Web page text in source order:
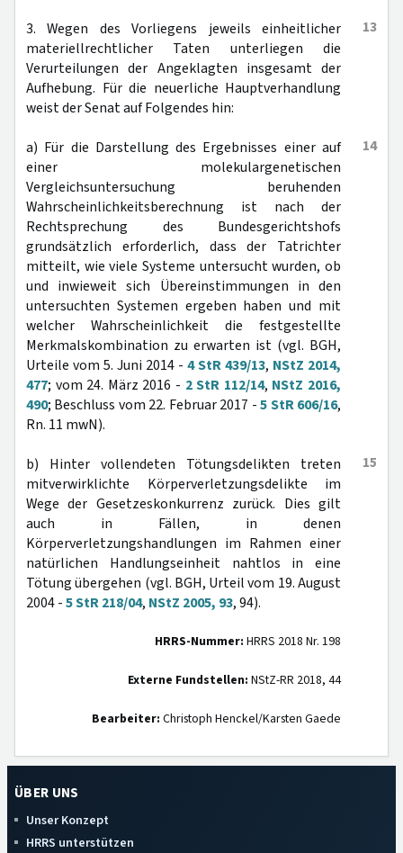
13
3. Wegen des Vorliegens jeweils einheitlicher
materiellrechtlicher Taten unterliegen die
Verurteilungen der Angeklagten insgesamt der
Aufhebung. Für die neuerliche Hauptverhandlung
weist der Senat auf Folgendes hin:
14
a) Für die Darstellung des Ergebnisses einer auf
einer molekulargenetischen
Vergleichsuntersuchung beruhenden
Wahrscheinlichkeitsberechnung ist nach der
Rechtsprechung des Bundesgerichtshofs
grundsätzlich erforderlich, dass der Tatrichter
mitteilt, wie viele Systeme untersucht wurden, ob
und inwieweit sich Übereinstimmungen in den
untersuchten Systemen ergeben haben und mit
welcher Wahrscheinlichkeit die festgestellte
Merkmalskombination zu erwarten ist (vgl. BGH,
Urteile vom 5. Juni 2014 - 4 StR 439/13, NStZ 2014,
477; vom 24. März 2016 - 2 StR 112/14, NStZ 2016,
490; Beschluss vom 22. Februar 2017 -5 StR 606/16,
Rn. 11 mwN).
15
b) Hinter vollendeten Tötungsdelikten treten
mitverwirklichte Körperverletzungsdelikte im
Wege der Gesetzeskonkurrenz zurück. Dies gilt
auch in Fällen, in denen
Körperverletzungshandlungen im Rahmen einer
natürlichen Handlungseinheit nahtlos in eine
Tötung übergehen (vgl. BGH, Urteil vom 19. August
2004 -5 StR 218/04, NStZ 2005, 93, 94).
HRRS-Nummer: HRRS 2018 Nr. 198
Externe Fundstellen: NStZ-RR 2018, 44
Bearbeiter: Christoph Henckel/Karsten Gaede
ÜBER UNS
Unser Konzept
HRRS unterstützen